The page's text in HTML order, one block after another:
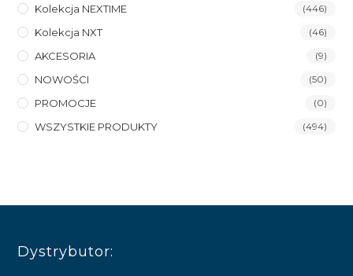
Kolekcja NEXTIME (446)
Kolekcja NXT (46)
AKCESORIA (9)
NOWOŚCI (50)
PROMOCJE (0)
WSZYSTKIE PRODUKTY (494)
Dystrybutor: